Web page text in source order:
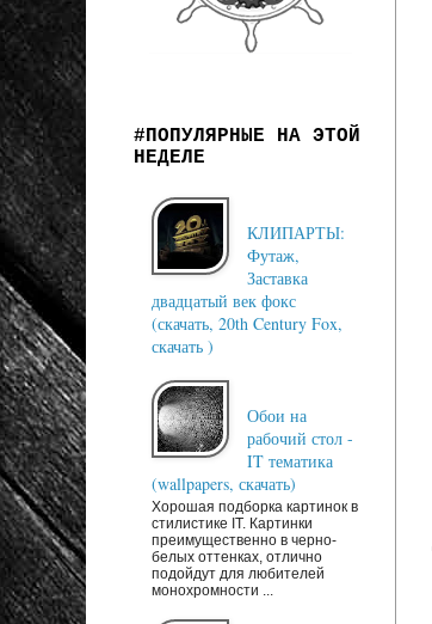
#ПОПУЛЯРНЫЕ НА ЭТОЙ
НЕДЕЛЕ
КЛИПАРТЫ:
Футаж,
Заставка
двадцатый век фокс
(скачать, 20th Century Fox,
скачать )
Обои на
рабочий стол -
IT тематика
(wallpapers, скачать)
Хорошая подборка картинок в
стилистике IT. Картинки
преимущественно в черно-
белых оттенках, отлично
подойдут для любителей
монохромности ...